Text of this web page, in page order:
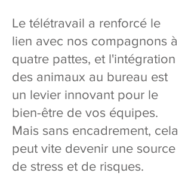
Le télétravail a renforcé le
lien avec nos compagnons à
quatre pattes, et l'intégration
des animaux au bureau est
un levier innovant pour le
bien-être de vos équipes.
Mais sans encadrement, cela
peut vite devenir une source
de stress et de risques.